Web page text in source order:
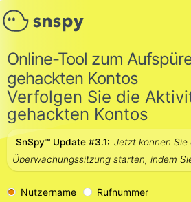
Español
Français
English
中文
Portuguese (Brazil)
SNAPCHAT PASSWORT HACK
Überwachung des Zielkontos
SNAPCHAT-
Chat-Nachrichten lesen
FREUNDE UND ABONNENTEN
Snapchat Kontaktliste hacken
SNAPCHAT-KONTO
Gelöschten Chat
Online-Tool zum
gehackten Kontos
Verfolgen Sie die
gehackten Kontos
SnSpy™ Update #3.1: Jetzt können Sie
Überwachungssitzung starten, indem
Nutzername Rufnummer